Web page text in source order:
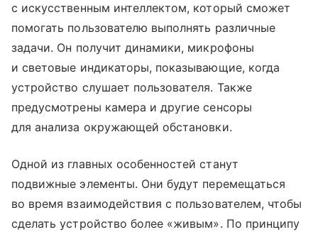
с искусственным интеллектом, который сможет
помогать пользователю выполнять различные
задачи. Он получит динамики, микрофоны
и световые индикаторы, показывающие, когда
устройство слушает пользователя. Также
предусмотрены камера и другие сенсоры
для анализа окружающей обстановки.
Одной из главных особенностей станут
подвижные элементы. Они будут перемещаться
во время взаимодействия с пользователем, чтобы
сделать устройство более «живым». По принципу